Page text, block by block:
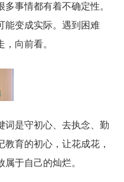
事情都有着不确定性。
能变成实际。遇到困难
向前看。
词是守初心、去执念、勤
育的初心，让花成花，
于自己的灿烂。